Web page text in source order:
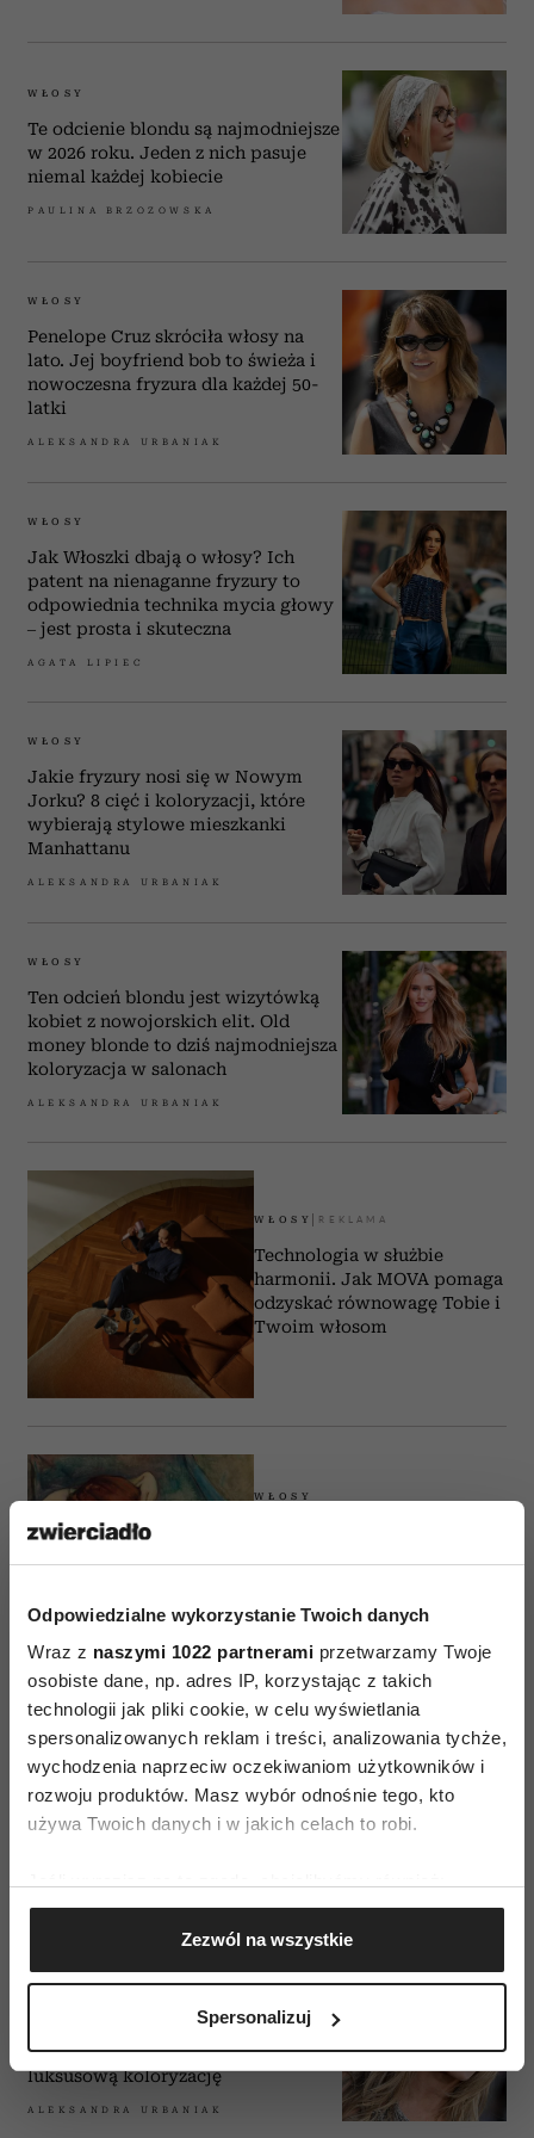
Odpowiedzialne wykorzystanie Twoich danych
Wraz z naszymi 1022 partnerami przetwarzamy Twoje
osobiste dane, np. adres IP, korzystając z takich
technologii jak pliki cookie, w celu wyświetlania
spersonalizowanych reklam i treści, analizowania tychże,
wychodzenia naprzeciw oczekiwaniom użytkowników i
rozwoju produktów. Masz wybór odnośnie tego, kto
używa Twoich danych i w jakich celach to robi.
Gromadzić dane dotyczące Twojej lokalizacji
geograficznej z dokładnością nawet do kilku metrów
Identyfikować Twoje urządzenie, aktywnie
(fingerprinting, czyli wirtualny odcisk palca)
dane są przetwarzane oraz ustaw własne preferencje w
sekcji szczegółów . W Deklaracji plików cookie możesz
Zezwól na wszystkie
Spersonalizuj
WŁOSY
Te odcienie blondu są najmodniejsze
w 2026 roku. Jeden z nich pasuje
niemal każdej kobiecie
PAULINA BRZOZOWSKA
WŁOSY
Penelope Cruz skróciła włosy na
lato. Jej boyfriend bob to świeża i
nowoczesna fryzura dla każdej 50-
latki
ALEKSANDRA URBANIAK
WŁOSY
Jak Włoszki dbają o włosy? Ich
patent na nienaganne fryzury to
odpowiednia technika mycia głowy
– jest prosta i skuteczna
AGATA LIPIEC
WŁOSY
Jakie fryzury nosi się w Nowym
Jorku? 8 cięć i koloryzacji, które
wybierają stylowe mieszkanki
Manhattanu
ALEKSANDRA URBANIAK
WŁOSY
Ten odcień blondu jest wizytówką
kobiet z nowojorskich elit. Old
money blonde to dziś najmodniejsza
koloryzacja w salonach
ALEKSANDRA URBANIAK
WŁOSY
Technologia w służbie
harmonii. Jak MOVA pomaga
odzyskać równowagę Tobie i
Twoim włosom
WŁOSY
zdradzają 3 kluczowe zasady
WŁOSY
Włosy kręcone - wymagające, ale
przewidywalne. Jak o nie dbać?
WŁOSY
silver, czyli refleksów z siwymi
włosami – gwiazdy uwielbiają tę
luksusową koloryzację
ALEKSANDRA URBANIAK